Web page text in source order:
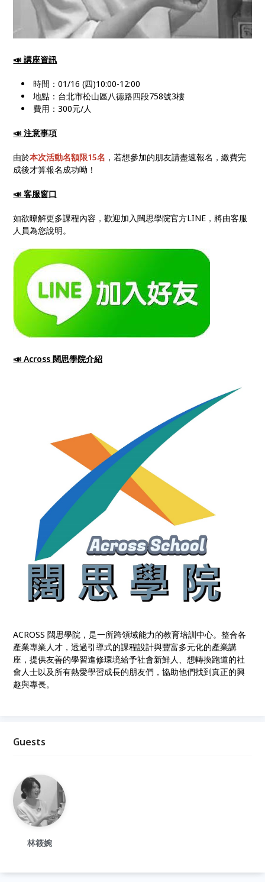
📣 講座資訊
時間：01/16 (四)10:00-12:00
地點：台北市松山區八德路四段758號3樓
費用：300元/人
📣 注意事項
由於本次活動名額限15名 ，若想參加的朋友請盡速報名，繳費完
成後才算報名成功呦！
📣 客服窗口
如欲瞭解更多課程內容，歡迎加入闊思學院官方LINE，將由客服
人員為您說明。
📣 Across 闊思學院介紹
ACROSS 闊思學院，是一所跨領域能力的教育培訓中心。整合各
產業專業人才，透過引導式的課程設計與豐富多元化的產業講
座，提供友善的學習進修環境給予社會新鮮人、想轉換跑道的社
會人士以及所有熱愛學習成長的朋友們，協助他們找到真正的興
趣與專長。
Guests
林筱婉